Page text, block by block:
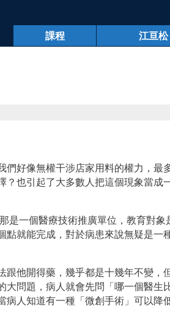
課程 江亘松
好像無權干涉店家用料的權力，
也引起了大多數人把這個現象當
是一個醫療技術推廣單位，教育對
就能完成，對於病患來說無疑是
他開得藥，幾乎都是十幾年不變
問題，病人就會先問「哪一個醫
人知道有一種「微創手術」可以